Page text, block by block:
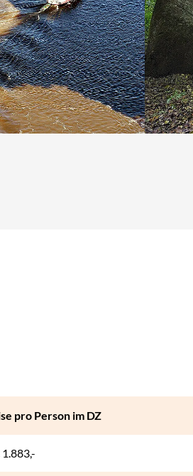
pro Person im DZ
1.883,-